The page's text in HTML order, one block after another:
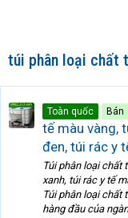
túi phân loại chất
Toàn quốc Bán
tế màu vàng,
đen, túi rác y
Túi phân loại chất
xanh, túi rác y tế
Túi phân loại chất
hàng đầu của